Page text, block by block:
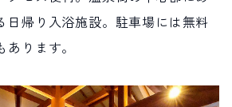
日帰り入浴施設。駐車場には無料
ります。